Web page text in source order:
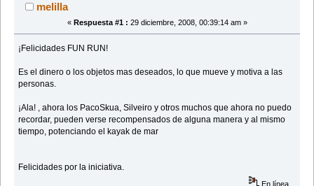
melilla
« Respuesta #1 : 29 diciembre, 2008, 00:39:14 am »
¡Felicidades FUN RUN!
Es el dinero o los objetos mas deseados, lo que mueve y motiva a las
personas.
¡Ala! , ahora los PacoSkua, Silveiro y otros muchos que ahora no puedo
recordar, pueden verse recompensados de alguna manera y al mismo
tiempo, potenciando el kayak de mar
Felicidades por la iniciativa.
En línea